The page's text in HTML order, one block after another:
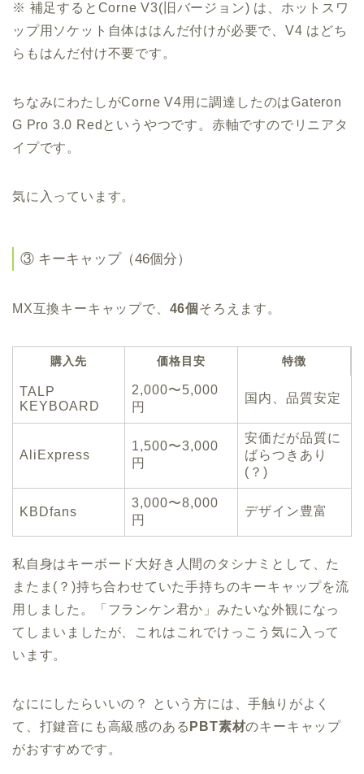
※ 補足するとCorne V3(旧バージョン) は、ホットスワ
ップ用ソケット自体ははんだ付けが必要で、V4 はどち
らもはんだ付け不要です。
ちなみにわたしがCorne V4用に調達したのはGateron
G Pro 3.0 Redというやつです。赤軸ですのでリニアタ
イプです。
気に入っています。
③ キーキャップ（46個分）
MX互換キーキャップで、 46個 そろえます。
購入先 価格目安 特徴
TALP
KEYBOARD
2,000〜5,000
円
国内、品質安定
AliExpress
1,500〜3,000
円
安価だが品質に
ばらつきあり
(？)
KBDfans
3,000〜8,000
円
デザイン豊富
私自身はキーボード大好き人間のタシナミとして、た
またま(？)持ち合わせていた手持ちのキーキャップを流
用しました。「フランケン君か」みたいな外観になっ
てしまいましたが、これはこれでけっこう気に入って
います。
なににしたらいいの？ という方には、手触りがよく
て、打鍵音にも高級感のある PBT素材のキーキャップ
がおすすめです。